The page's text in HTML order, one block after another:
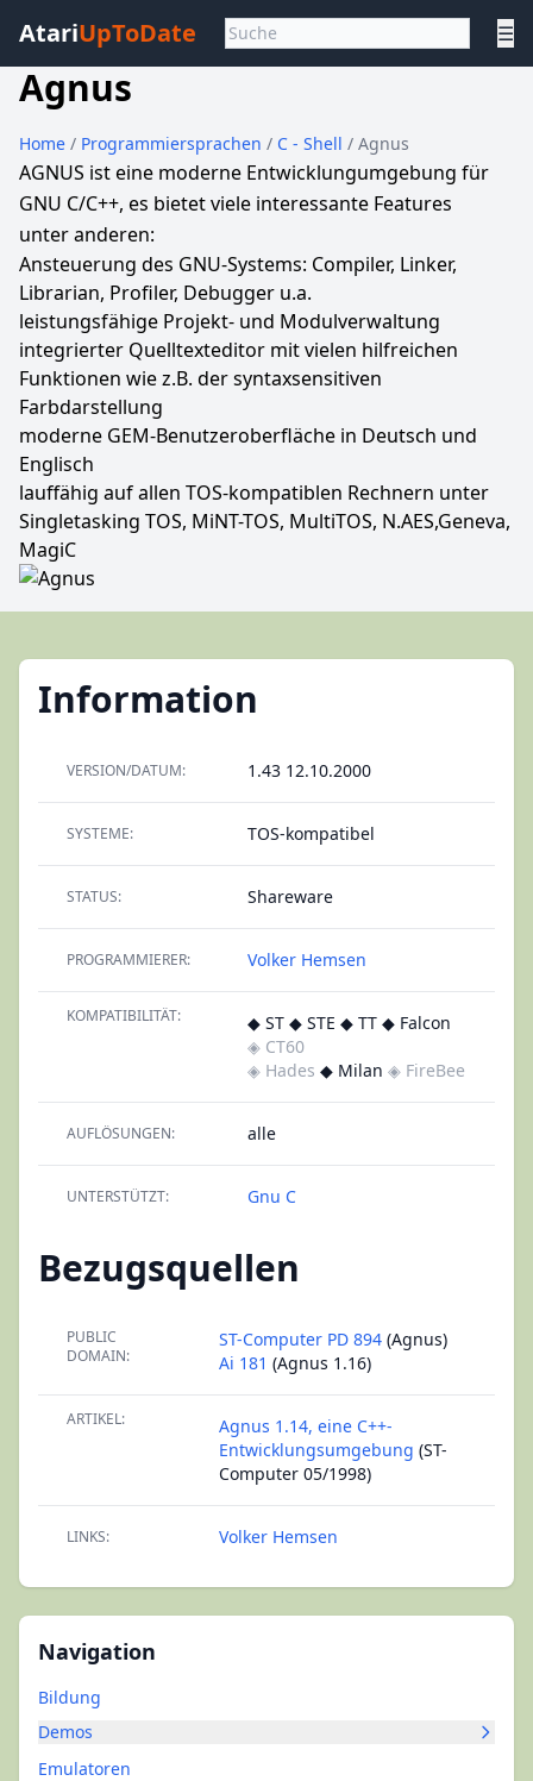
AtariUpToDate ☰
Agnus
Home / Programmiersprachen / C - Shell / Agnus
AGNUS ist eine moderne Entwicklungumgebung für
GNU C/C++, es bietet viele interessante Features
unter anderen:
Ansteuerung des GNU-Systems: Compiler, Linker,
Librarian, Profiler, Debugger u.a.
leistungsfähige Projekt- und Modulverwaltung
integrierter Quelltexteditor mit vielen hilfreichen
Funktionen wie z.B. der syntaxsensitiven
Farbdarstellung
moderne GEM-Benutzeroberfläche in Deutsch und
Englisch
lauffähig auf allen TOS-kompatiblen Rechnern unter
Singletasking TOS, MiNT-TOS, MultiTOS, N.AES,Geneva,
MagiC
Navigation
Bildung
Demos
Emulatoren
Information
VERSION/DATUM: 1.43 12.10.2000
SYSTEME: TOS-kompatibel
STATUS: Shareware
PROGRAMMIERER: Volker Hemsen
KOMPATIBILITÄT:
◆ ST ◆ STE ◆ TT ◆ Falcon
◈ CT60
◈ Hades ◆ Milan ◈ FireBee
AUFLÖSUNGEN: alle
UNTERSTÜTZT: Gnu C
Bezugsquellen
PUBLIC
DOMAIN:
ST-Computer PD 894 (Agnus)
Ai 181 (Agnus 1.16)
ARTIKEL:
Agnus 1.14, eine C++-
Entwicklungsumgebung (ST-
Computer 05/1998)
LINKS: Volker Hemsen